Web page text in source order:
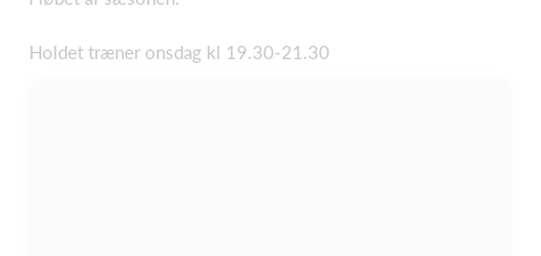
Holdet træner onsdag kl 19.30-21.30